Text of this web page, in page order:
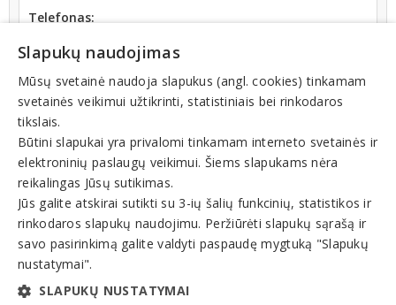
Telefonas:
El. paštas:
udaiva@gmail.com
Veiklos sritys
Gyvulininkystė, paukštininkystė
Paukštienos gaminiai
Paukštininkystė
Paukštynas
Slapukų naudojimas
Mūsų svetainė naudoja slapukus (angl. cookies) tinkamam
svetainės veikimui užtikrinti, statistiniais bei rinkodaros
tikslais.
Būtini slapukai yra privalomi tinkamam interneto svetainės ir
elektroninių paslaugų veikimui. Šiems slapukams nėra
reikalingas Jūsų sutikimas.
Jūs galite atskirai sutikti su 3-ių šalių funkcinių, statistikos ir
rinkodaros slapukų naudojimu. Peržiūrėti slapukų sąrašą ir
savo pasirinkimą galite valdyti paspaudę mygtuką "Slapukų
nustatymai".
SLAPUKŲ NUSTATYMAI